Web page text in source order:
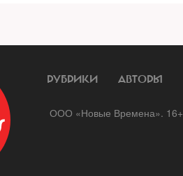
РУБРИКИ АВТОРЫ
ООО «Новые Времена». 16+